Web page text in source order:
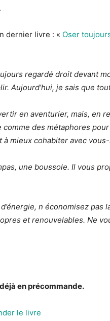
dernier livre : « Oser
regardé droit devant
Aujourd’hui, je sais que
en aventurier, mais, en
comme des métaphores
mieux cohabiter avec
une boussole. Il vous
n économisez
et renouvelables. Ne
en précommande.
le livre